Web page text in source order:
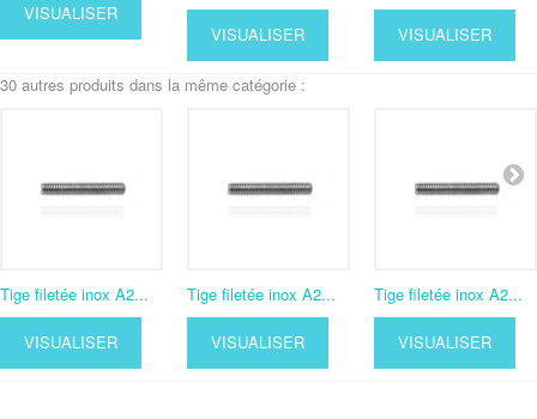
VISUALISER
VISUALISER VISUALISER
30 autres produits dans la même catégorie :
Tige filetée inox A2...
VISUALISER
Tige filetée inox A2...
VISUALISER
Tige filetée inox A2...
VISUALISER